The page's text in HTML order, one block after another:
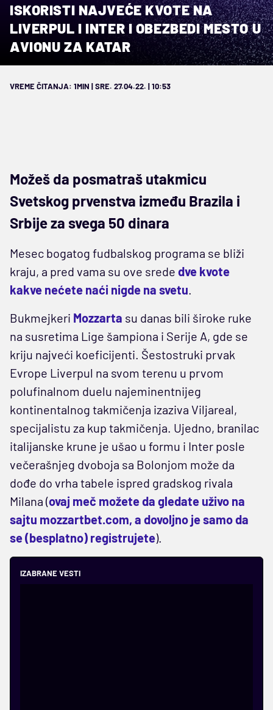
ISKORISTI NAJVEĆE KVOTE NA
LIVERPUL I INTER I OBEZBEDI MESTO U
AVIONU ZA KATAR
VREME ČITANJA: 1MIN | SRE. 27.04.22. | 10:53
Možeš da posmatraš utakmicu
Svetskog prvenstva između Brazila i
Srbije za svega 50 dinara
Mesec bogatog fudbalskog programa se bliži
kraju, a pred vama su ove srede dve kvote
kakve nećete naći nigde na svetu.
Bukmejkeri Mozzarta su danas bili široke ruke
na susretima Lige šampiona i Serije A, gde se
kriju najveći koeficijenti. Šestostruki prvak
Evrope Liverpul na svom terenu u prvom
polufinalnom duelu najeminentnijeg
kontinentalnog takmičenja izaziva Viljareal,
specijalistu za kup takmičenja. Ujedno, branilac
italijanske krune je ušao u formu i Inter posle
večerašnjeg dvoboja sa Bolonjom može da
dođe do vrha tabele ispred gradskog rivala
Milana (ovaj meč možete da gledate uživo na
sajtu mozzartbet.com, a dovoljno je samo da
se (besplatno) registrujete).
IZABRANE VESTI